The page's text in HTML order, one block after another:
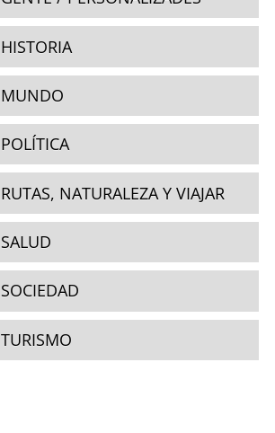
HISTORIA
MUNDO
POLÍTICA
RUTAS, NATURALEZA Y VIAJAR
SALUD
SOCIEDAD
TURISMO